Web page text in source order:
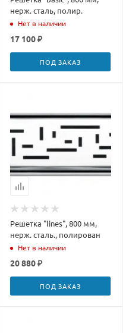
нерж. сталь, полир.
Нет в наличии
17 100 ₽
ПОД ЗАКАЗ
Решетка "lines", 800 мм,
нерж. сталь., полирован
Нет в наличии
20 880 ₽
ПОД ЗАКАЗ